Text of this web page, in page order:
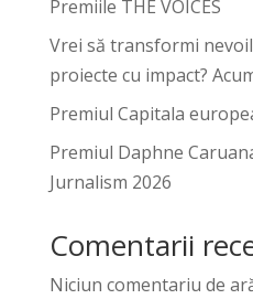
Premiile THE VOICES
Vrei să transformi
proiecte cu impact?
Premiul Capitala
Premiul Daphne
Jurnalism 2026
Comentarii
Niciun comentariu de